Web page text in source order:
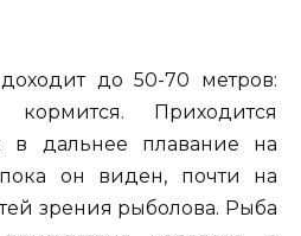
до 50-70 метров:
Приходится
в дальнее плавание на
он виден, почти на
зрения рыболова. Рыба